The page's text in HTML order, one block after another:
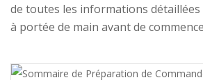
de toutes les informations
à portée de main avant de